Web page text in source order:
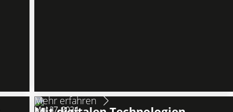
Mehr erfahren
Mai 27, 2024